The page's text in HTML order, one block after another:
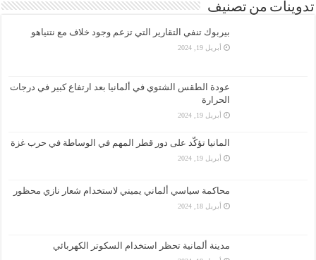
تدوينات من تصنيف
بيربوك تنفي التقارير التي تزعم وجود خلاف مع نتنياهو
أبريل 19, 2024
عودة الطقس الشتوي في ألمانيا بعد ارتفاع كبير في درجات
الحرارة
أبريل 19, 2024
المانيا تؤكّد على دور قطر المهم في الوساطة في حرب غزة
أبريل 19, 2024
محاكمة سياسي ألماني يميني لاستخدام شعار نازي محظور
أبريل 18, 2024
مدينة ألمانية تحظر استخدام السكوتر الكهربائي